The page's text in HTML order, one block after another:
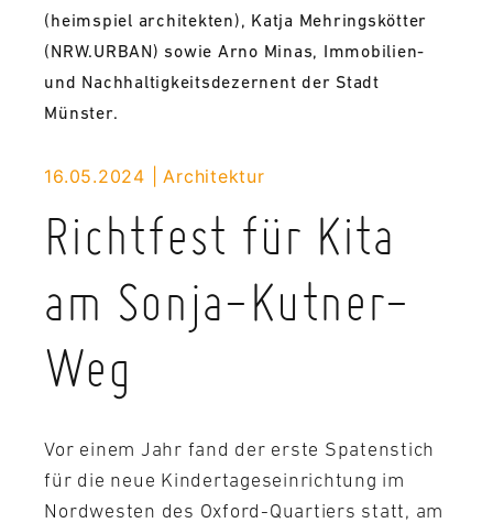
(heimspiel architekten), Katja Mehringskötter
(NRW.URBAN) sowie Arno Minas, Immobilien-
und Nachhaltigkeitsdezernent der Stadt
Münster.
16.05.2024 Architektur
Richtfest für Kita
am Sonja-Kutner-
Weg
Vor einem Jahr fand der erste Spatenstich
für die neue Kindertageseinrichtung im
Nordwesten des Oxford-Quartiers statt, am